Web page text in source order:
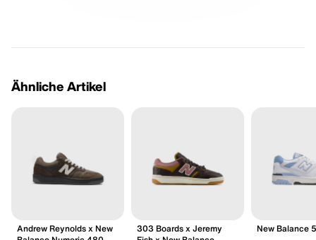
Ähnliche Artikel
Andrew Reynolds x New
303 Boards x Jeremy
New Balance